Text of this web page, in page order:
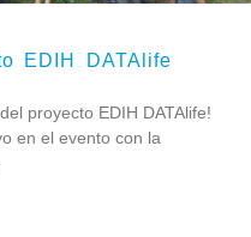
EDIH DATAlife
proyecto EDIH DATAlife!
en el evento con la